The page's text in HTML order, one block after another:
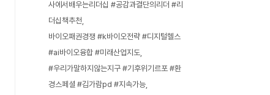
사에서배우는리더십 #공감과결단의리더 #리
더십책추천
바이오패권경쟁 #k바이오전략 #디지털헬스
#ai바이오융합 #미래산업지도
#우리가말하지않는지구 #기후위기르포 #환
경스페셜 #김가람pd #지속가능